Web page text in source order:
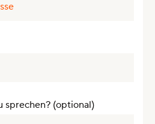
sprechen? (optional)